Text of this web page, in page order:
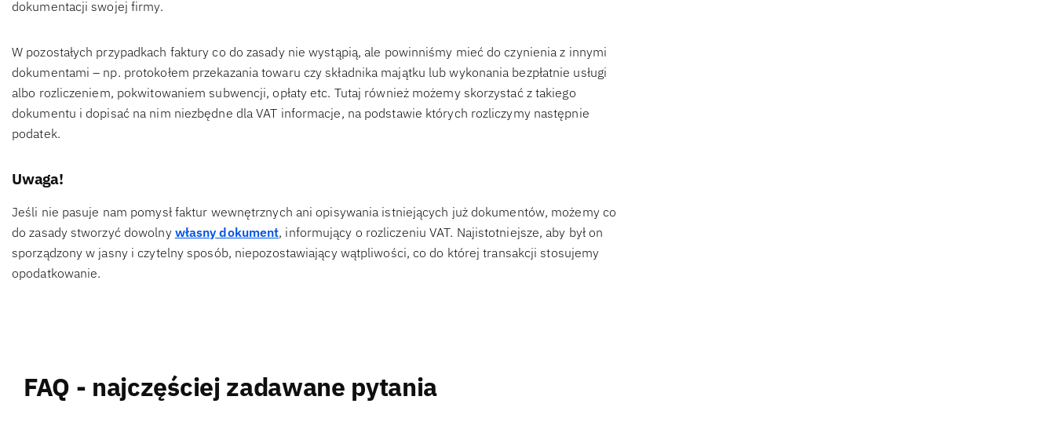
dokumentacji swojej firmy.
W pozostałych przypadkach faktury co do zasady nie wystąpią, ale powinniśmy mieć do czynienia z innymi
dokumentami – np. protokołem przekazania towaru czy składnika majątku lub wykonania bezpłatnie usługi
albo rozliczeniem, pokwitowaniem subwencji, opłaty etc. Tutaj również możemy skorzystać z takiego
dokumentu i dopisać na nim niezbędne dla VAT informacje, na podstawie których rozliczymy następnie
podatek.
Uwaga!
Jeśli nie pasuje nam pomysł faktur wewnętrznych ani opisywania istniejących już dokumentów, możemy co
do zasady stworzyć dowolny własny dokument, informujący o rozliczeniu VAT. Najistotniejsze, aby był on
sporządzony w jasny i czytelny sposób, niepozostawiający wątpliwości, co do której transakcji stosujemy
opodatkowanie.
FAQ - najczęściej zadawane pytania